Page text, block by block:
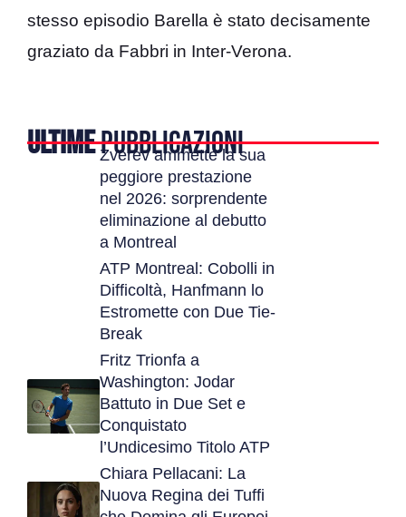
stesso episodio Barella è stato decisamente
graziato da Fabbri in Inter-Verona.
ULTIMEPUBBLICAZIONI
Zverev ammette la sua
peggiore prestazione
nel 2026: sorprendente
eliminazione al debutto
a Montreal
ATP Montreal: Cobolli in
Difficoltà, Hanfmann lo
Estromette con Due Tie-
Break
Fritz Trionfa a
Washington: Jodar
Battuto in Due Set e
Conquistato
l’Undicesimo Titolo ATP
Chiara Pellacani: La
Nuova Regina dei Tuffi